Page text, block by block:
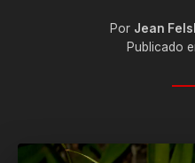
Por Jean
Publicado